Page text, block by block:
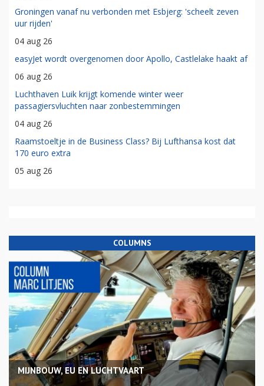
Groningen vanaf nu verbonden met Esbjerg: 'scheelt zeven
uur rijden'
04 aug 26
easyJet wordt overgenomen door Apollo, Castlelake haakt af
06 aug 26
Luchthaven Luik krijgt komende winter weer
passagiersvluchten naar zonbestemmingen
04 aug 26
Raamstoeltje in de Business Class? Bij Lufthansa kost dat
170 euro extra
05 aug 26
COLUMNS
MIJNBOUW, EU EN LUCHTVAART